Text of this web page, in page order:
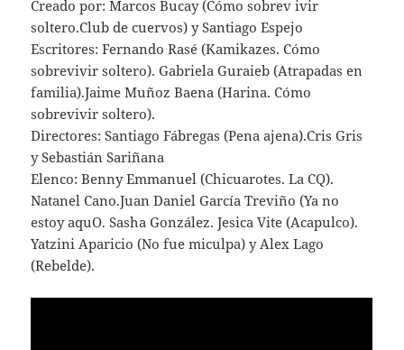
Creado por: Marcos Bucay (Cómo sobrev ivir
soltero.Club de cuervos) y Santiago Espejo
Escritores: Fernando Rasé (Kamikazes. Cómo
sobrevivir soltero). Gabriela Guraieb (Atrapadas en
familia).Jaime Muñoz Baena (Harina. Cómo
sobrevivir soltero).
Directores: Santiago Fábregas (Pena ajena).Cris Gris
y Sebastián Sariñana
Elenco: Benny Emmanuel (Chicuarotes. La CQ).
Natanel Cano.Juan Daniel García Treviño (Ya no
estoy aquO. Sasha González. Jesica Vite (Acapulco).
Yatzini Aparicio (No fue miculpa) y Alex Lago
(Rebelde).